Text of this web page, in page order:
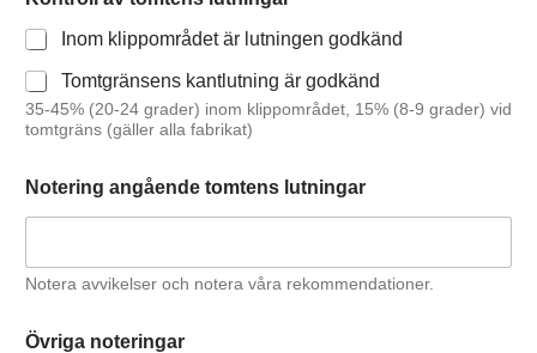
Inom klippområdet är lutningen godkänd
Tomtgränsens kantlutning är godkänd
35-45% (20-24 grader) inom klippområdet, 15% (8-9 grader) vid
tomtgräns (gäller alla fabrikat)
Notering angående tomtens lutningar
Notera avvikelser och notera våra rekommendationer.
Övriga noteringar